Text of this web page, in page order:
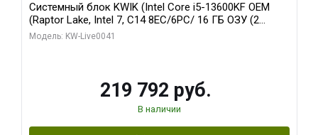
Системный блок KWIK (Intel Core i5-13600KF OEM
(Raptor Lake, Intel 7, C14 8EC/6PC/ 16 ГБ ОЗУ (2
модуля)/ Palit RTX5080 GAMINGPRO OC 16GB GDDR7
Модель: KW-Live0041
219 792 руб.
В наличии